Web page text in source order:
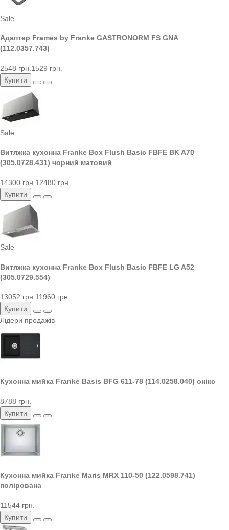
Sale
Адаптер Frames by Franke GASTRONORM FS GNA
(112.0357.743)
2548 грн. 1529 грн.
Купити
Sale
Витяжка кухонна Franke Box Flush Basic FBFE BK A70
(305.0728.431) чорний матовий
14300 грн. 12480 грн.
Купити
Sale
Витяжка кухонна Franke Box Flush Basic FBFE LG A52
(305.0729.554)
13052 грн.11960 грн.
Купити
Лідери продажів
Кухонна мийка Franke Basis BFG 611-78 (114.0258.040) онікс
8788 грн.
Купити
Кухонна мийка Franke Maris MRX 110-50 (122.0598.741)
полірована
11544 грн.
Купити